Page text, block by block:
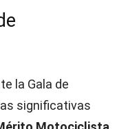
la Gala de
significativas